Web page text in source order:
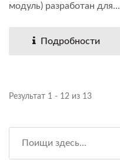
модуль) разработан для...
Подробности
Результат 1 - 12 из 13